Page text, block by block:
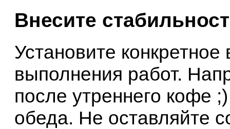
Внесите
Установите
выполнения работ.
после утреннего кофе
обеда. Не оставляйте